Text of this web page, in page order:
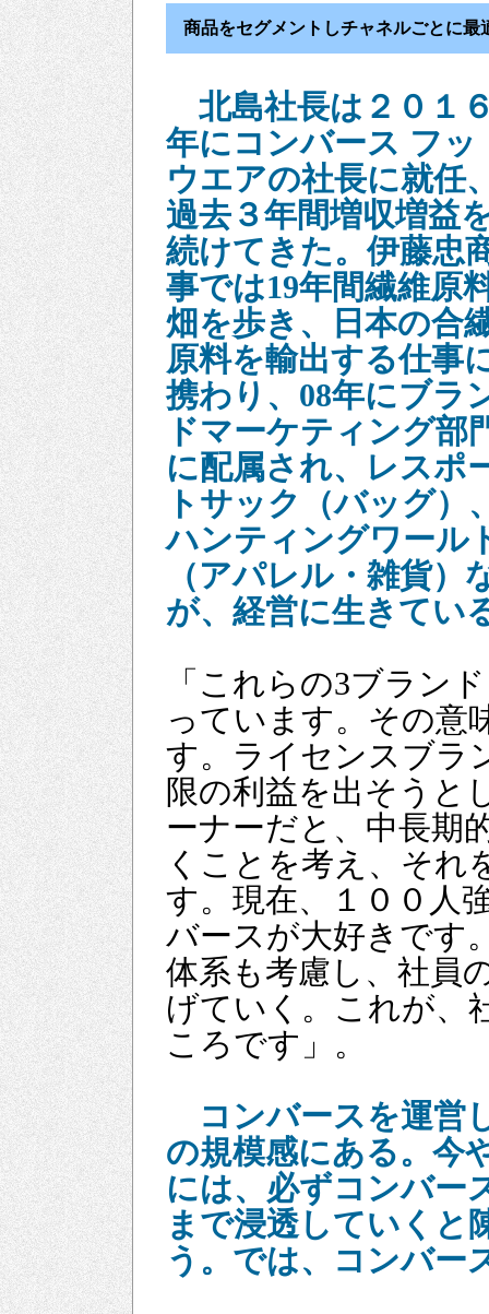
商品をセグメントしチャネルごとに最
北島社長は２０１
年にコンバース フッ
ウエアの社長に就任
過去３年間増収増益
続けてきた。伊藤忠
事では19年間繊維原
畑を歩き、日本の合
原料を輸出する仕事
携わり、08年にブラ
ドマーケティング部
に配属され、レスポ
トサック（バッグ）
ハンティングワール
（アパレル・雑貨
が、経営に生きてい
「これらの3ブラン
っています。その意
す。ライセンスブラ
限の利益を出そうと
ーナーだと、中長期
くことを考え、それ
す。現在、１００人
バースが大好きです
体系も考慮し、社員
げていく。これが、
ころです」。
コンバースを運営
の規模感にある。今
には、必ずコンバー
まで浸透していくと
う。では、コンバー